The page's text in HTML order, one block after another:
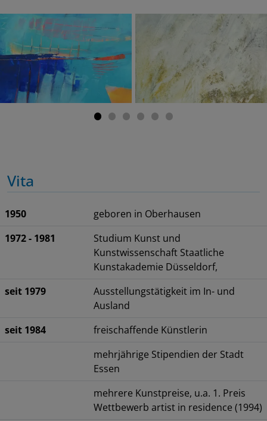
Vita
1950
geboren in Oberhausen
1972 - 1981
Studium Kunst und
Kunstwissenschaft Staatliche
Kunstakademie Düsseldorf,
seit 1979
Ausstellungstätigkeit im In- und
Ausland
seit 1984
freischaffende Künstlerin
mehrjährige Stipendien der Stadt
Essen
mehrere Kunstpreise, u.a. 1. Preis
Wettbewerb artist in residence (1994)